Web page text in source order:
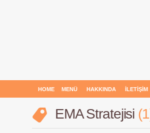
HOME MENÜ HAKKINDA İLETIŞIM
EMA Stratejisi 1